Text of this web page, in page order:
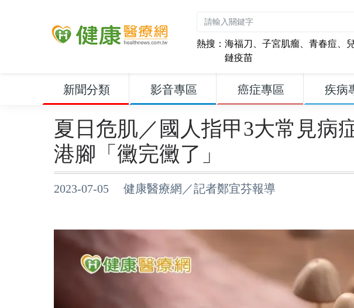
熱搜： 海福刀 、 子宮肌瘤、 青春痘、
鏈疫苗
新聞分類 影音專區 癌症專區 疾病
夏日危肌／國人指甲3大常見
港腳「黴完黴了」
2023-07-05 健康醫療網／記者鄭宜芬報導